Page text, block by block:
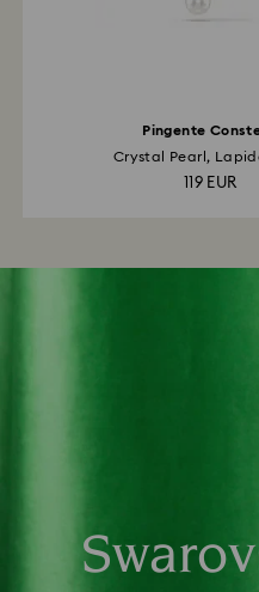
Pingente
Crystal Pearl,
119 EUR